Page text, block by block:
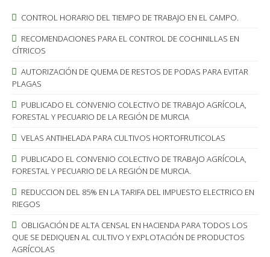
CONTROL HORARIO DEL TIEMPO DE TRABAJO EN EL CAMPO.
RECOMENDACIONES PARA EL CONTROL DE COCHINILLAS EN
CÍTRICOS
AUTORIZACIÓN DE QUEMA DE RESTOS DE PODAS PARA EVITAR
PLAGAS
PUBLICADO EL CONVENIO COLECTIVO DE TRABAJO AGRÍCOLA,
FORESTAL Y PECUARIO DE LA REGIÓN DE MURCIA
VELAS ANTIHELADA PARA CULTIVOS HORTOFRUTICOLAS
PUBLICADO EL CONVENIO COLECTIVO DE TRABAJO AGRÍCOLA,
FORESTAL Y PECUARIO DE LA REGIÓN DE MURCIA.
REDUCCION DEL 85% EN LA TARIFA DEL IMPUESTO ELECTRICO EN
RIEGOS
OBLIGACIÓN DE ALTA CENSAL EN HACIENDA PARA TODOS LOS
QUE SE DEDIQUEN AL CULTIVO Y EXPLOTACIÓN DE PRODUCTOS
AGRÍCOLAS